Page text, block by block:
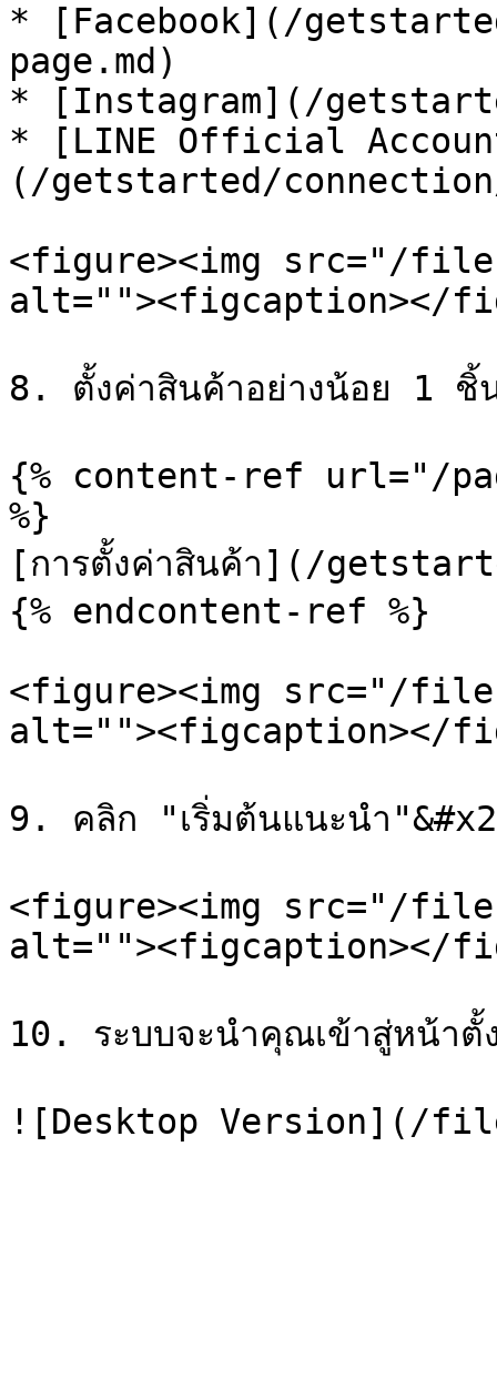
* [Facebook](/
page.md)
* [Instagram](/
* [LINE Official
(/getstarted/
<figure><img src="/
alt=""><figcaption></
8. ตั้งค่าสินค้าอย่างน้อย 1 ชิ้
{% content-ref url="/
%}
[การตั้งค่าสินค้า](/
{% endcontent-ref %}
<figure><img src="/
alt=""><figcaption></
9. คลิก "เริ่มต้นแนะนำ
<figure><img src="/files/
alt=""><figcaption></
10. ระบบจะนำคุณเข้าสู่หน้า